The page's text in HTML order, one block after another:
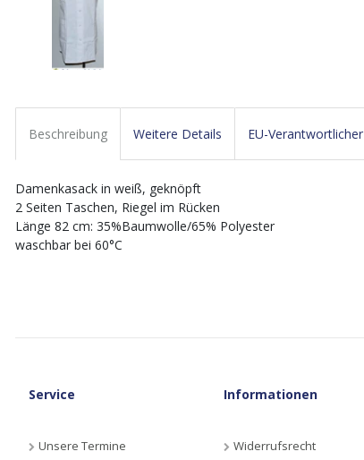
Beschreibung Weitere Details EU-Verantwortlicher
Damenkasack in weiß, geknöpft
2 Seiten Taschen, Riegel im Rücken
Länge 82 cm: 35%Baumwolle/65% Polyester
waschbar bei 60°C
Service
Unsere Termine
Informationen
Widerrufsrecht